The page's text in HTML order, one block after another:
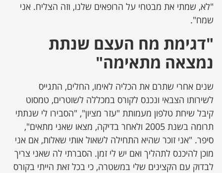
"לא, שמתי את מבטחי על הרופאים שלנו, וזה הצליח. אני
שמח".
"דגימת מח העצם שנתת
נמצאה מתאימה"
שנים אחרי שתרם את הכליה לאימו, החלים, התגייס
לשירותו הצבאי ונכנס לקורס במכללה לשוטרים, טמסוט
קיבל שיחת טלפון מעמותת "עזר מציון", "הסבירו לי שנתתי
תרומה בשנת 2005 ולאחר בדיקה, מצאו שאני מתאים",
סיפר. "אני זוכר שהיא התחילה לשאול אותי שאלות, אם אני
מוכן להיכנס לתהליך ואם יש לי זמן. הסברתי לה שאני צריך
לבדוק עם הקצינים שלי במשטרה, כי בכל זאת הייתי בקורס